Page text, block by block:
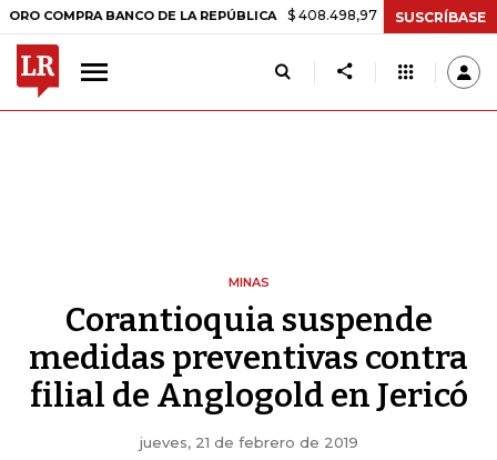
BANCO DE LA REPÚBLICA $ 408.498,97 +$ 8.753,81 +2,19%
SUSCRÍBASE
MINAS
Corantioquia suspende
medidas preventivas contra
filial de Anglogold en Jericó
jueves, 21 de febrero de 2019